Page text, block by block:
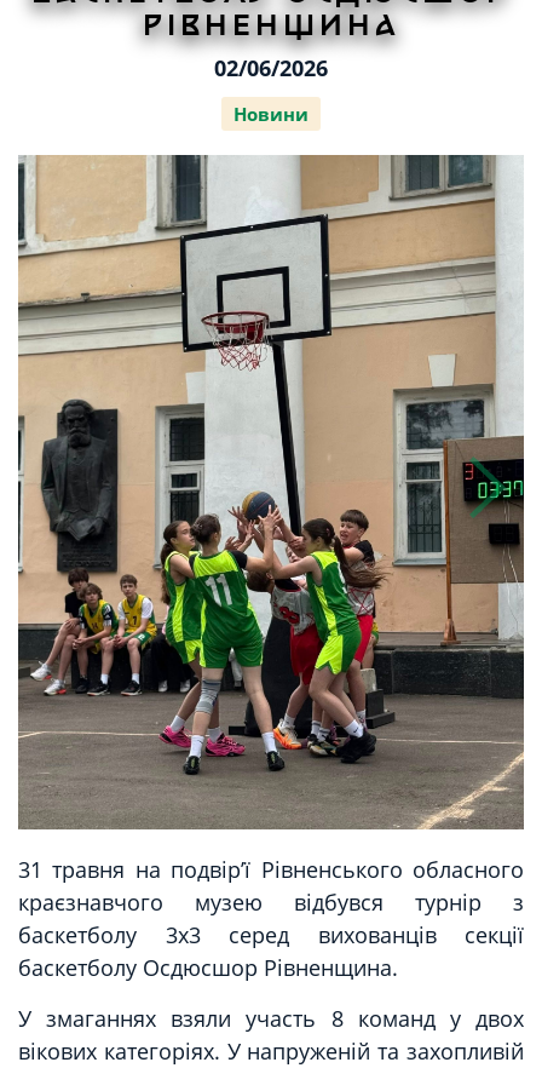
РІВНЕНЩИНА
02/06/2026
Новини
31 травня на подвір’ї Рівненського обласного
краєзнавчого музею відбувся турнір з
баскетболу 3х3 серед вихованців секції
баскетболу Осдюсшор Рівненщина.
У змаганнях взяли участь 8 команд у двох
вікових категоріях. У напруженій та захопливій